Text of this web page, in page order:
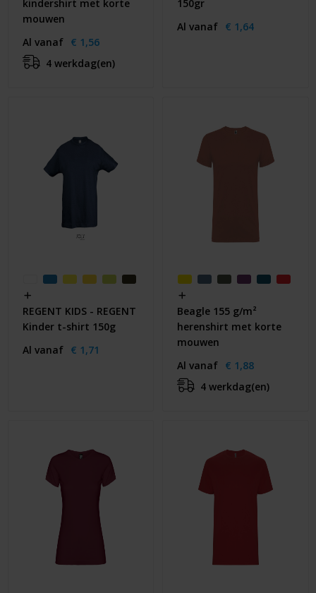
kindershirt met korte
mouwen
Al vanaf € 1,56
4 werkdag(en)
150gr
Al vanaf € 1,64
REGENT KIDS - REGENT
Kinder t-shirt 150g
Al vanaf € 1,71
Beagle 155 g/m²
herenshirt met korte
mouwen
Al vanaf € 1,88
4 werkdag(en)